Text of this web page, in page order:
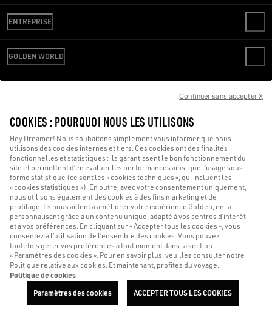
FAQ
VÉRIFIER VOTRE COMMANDE
LIVRAISON
RETOURS
PAIEMENT
ENTREPRISE
CODE ÉTHIQUE
DURABILITÉ
GOLDEN WORLD
RÉPARATION EN LIGNE
CONDITIONS D’UTILISATION
POLITIQUE DE CONFIDENTIALITÉ
COOKIES
PARAMÈTRES DES COOKIES
AGEC LAW
Vous utilisez un lecteur d’écran et vous rencontrez des difficultés ?
Contactez-nous
Made with ❤ in Venice.
Golden Goose S.p.A. ©2026 - Tous droits réservés.Plus d'infos
COOKIES : POURQUOI NOUS LES UTILISONS
Hey Dreamer! Nous souhaitons simplement vous informer que nous
utilisons des cookies internes et tiers. Ces cookies ont des finalités
fonctionnelles et statistiques : ils garantissent le bon fonctionnement du
site et permettent d’en évaluer les performances ainsi que l’usage sous
forme statistique (ce sont les « cookies techniques », qui incluent les
« cookies statistiques »). En outre, avec votre consentement uniquement,
nous utilisons également des cookies à des fins marketing et de
profilage. Ils nous aident à améliorer votre expérience Golden, en la
personnalisant grâce à un contenu unique, adapté à vos centres d’intérêt
et à vos préférences. En cliquant sur « Accepter tous les cookies », vous
consentez à l’utilisation de l’ensemble des cookies. Vous pouvez
toutefois gérer vos préférences à tout moment dans la section
« Paramètres des cookies ». Pour en savoir plus, veuillez consulter notre
Politique relative aux cookies. Et maintenant, profitez du voyage.
Politique de cookies
Paramètres des cookies ACCEPTER TOUS LES COOKIES
Continuer sans accepter X